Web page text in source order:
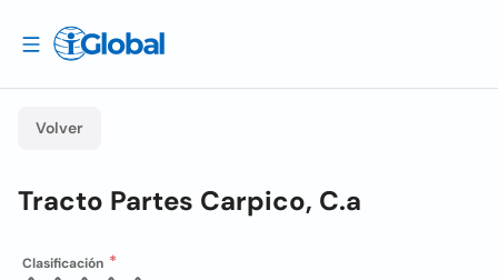
Volver
Tracto Partes Carpico, C.a
Clasificación